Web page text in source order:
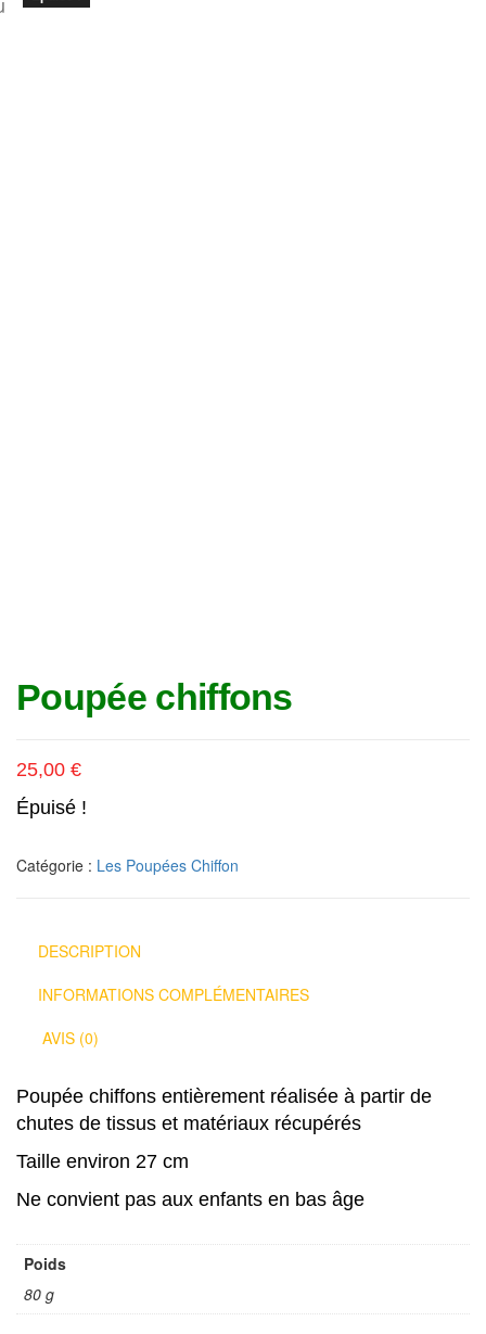
Poupée chiffons
25,00 €
Épuisé !
Catégorie : Les Poupées Chiffon
DESCRIPTION
INFORMATIONS COMPLÉMENTAIRES
AVIS (0)
Poupée chiffons entièrement réalisée à partir de
chutes de tissus et matériaux récupérés
Taille environ 27 cm
Ne convient pas aux enfants en bas âge
Poids
80 g